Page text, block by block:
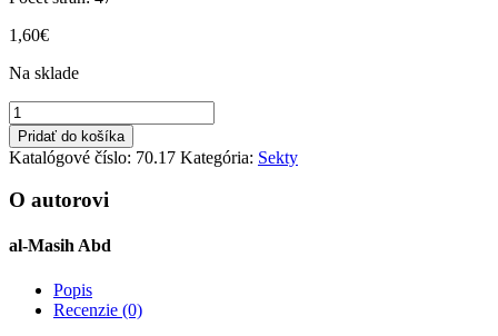
1,60€
Na sklade
množstvo
Svatá
válka
v
islámu
Pridať do košíka
Katalógové číslo: 70.17 Kategória: Sekty
O autorovi
al-Masih Abd
Popis
Recenzie (0)